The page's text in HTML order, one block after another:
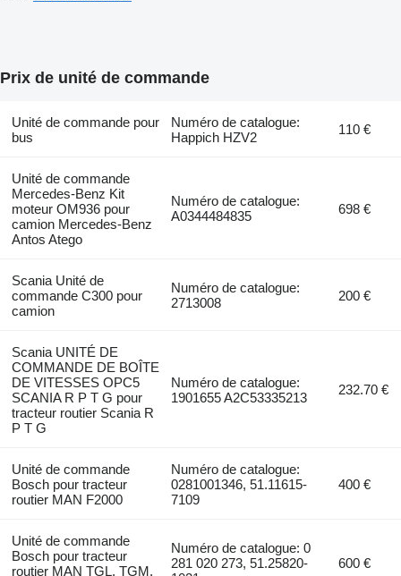
Prix de unité de commande
Unité de commande pour
bus
Numéro de catalogue:
Happich HZV2
110 €
Unité de commande
Mercedes-Benz Kit
moteur OM936 pour
camion Mercedes-Benz
Antos Atego
Numéro de catalogue:
A0344484835
698 €
Scania Unité de
commande C300 pour
camion
Numéro de catalogue:
2713008
200 €
Scania UNITÉ DE
COMMANDE DE BOÎTE
DE VITESSES OPC5
SCANIA R P T G pour
tracteur routier Scania R
P T G
Numéro de catalogue:
1901655 A2C53335213
232.70 €
Unité de commande
Bosch pour tracteur
routier MAN F2000
Numéro de catalogue:
0281001346, 51.11615-
7109
400 €
Unité de commande
Bosch pour tracteur
routier MAN TGL, TGM,
Numéro de catalogue: 0
281 020 273, 51.25820-
600 €